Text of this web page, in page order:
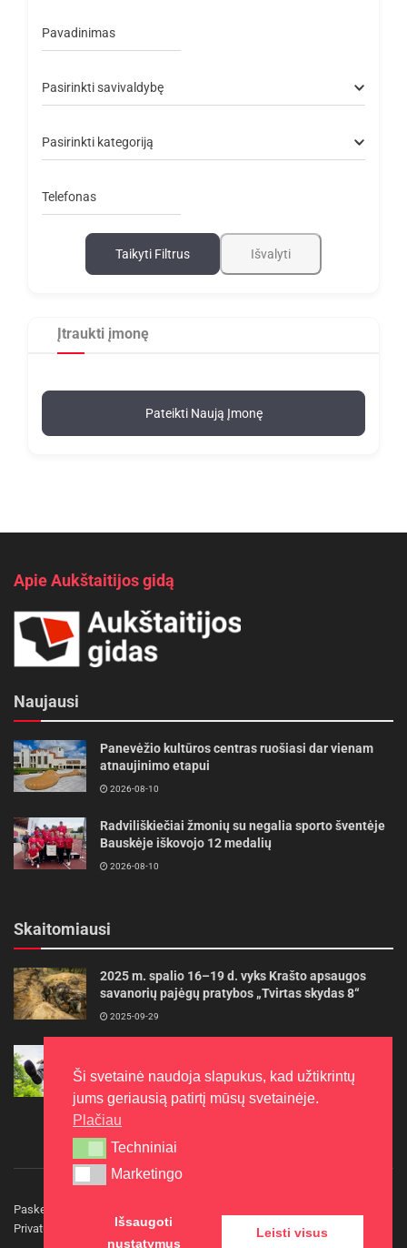
Pavadinimas
Pasirinkti savivaldybę
Pasirinkti kategoriją
Telefonas
Taikyti Filtrus Išvalyti
Įtraukti įmonę
Pateikti Naują Įmonę
Apie Aukštaitijos gidą
Naujausi
Panevėžio kultūros centras ruošiasi dar vienam
atnaujinimo etapui
2026-08-10
Radviliškiečiai žmonių su negalia sporto šventėje
Bauskėje iškovojo 12 medalių
2026-08-10
Skaitomiausi
2025 m. spalio 16–19 d. vyks Krašto apsaugos
savanorių pajėgų pratybos „Tvirtas skydas 8“
2025-09-29
ilgiau
2022-06-27
Paskelbkite naujieną
Privatumo politika
Kontaktai
Ši svetainė naudoja slapukus, kad užtikrintų
jums geriausią patirtį mūsų svetainėje.
Plačiau
Techniniai
Techniniai
Marketingo
Marketingo
Išsaugoti
nustatymus
Leisti visus